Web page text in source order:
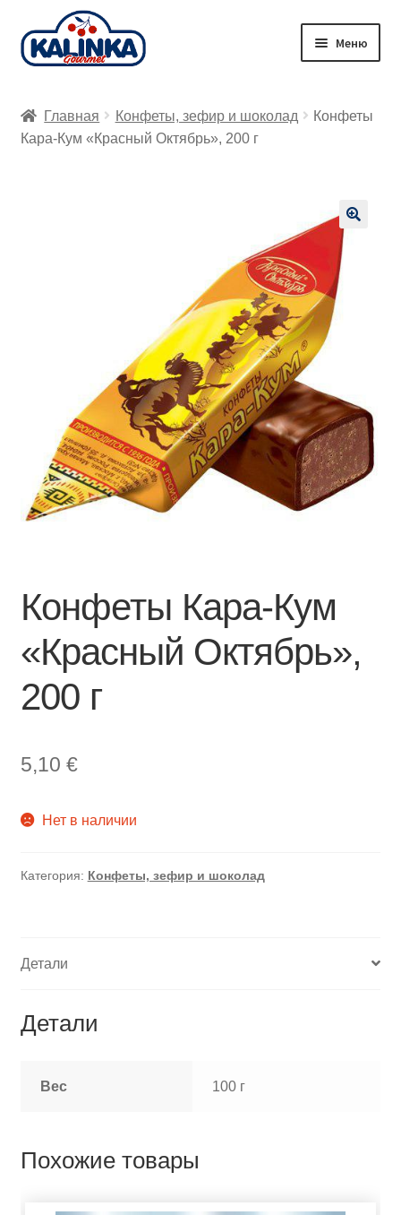
Перейти
к
Перейти
к
Меню
Заказ онлайн
Главная Конфеты, зефир и шоколад
Конфеты
Кара-Кум «Красный Октябрь», 200 г
Конфеты Кара-Кум
«Красный Октябрь»,
200 г
5,10 €
Нет в наличии
Категория: Конфеты, зефир и шоколад
Детали
Детали
Вес 100 г
Похожие товары